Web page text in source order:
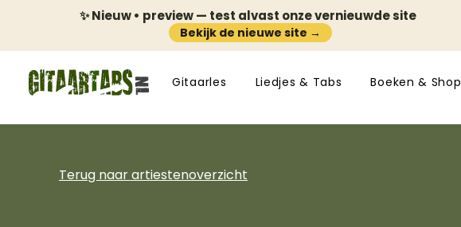
✨ Nieuw • preview — test alvast onze vernieuwde site
Bekijk de nieuwe site →
Gitaarles Liedjes & Tabs Boeken & Shop
Terug naar artiestenoverzicht